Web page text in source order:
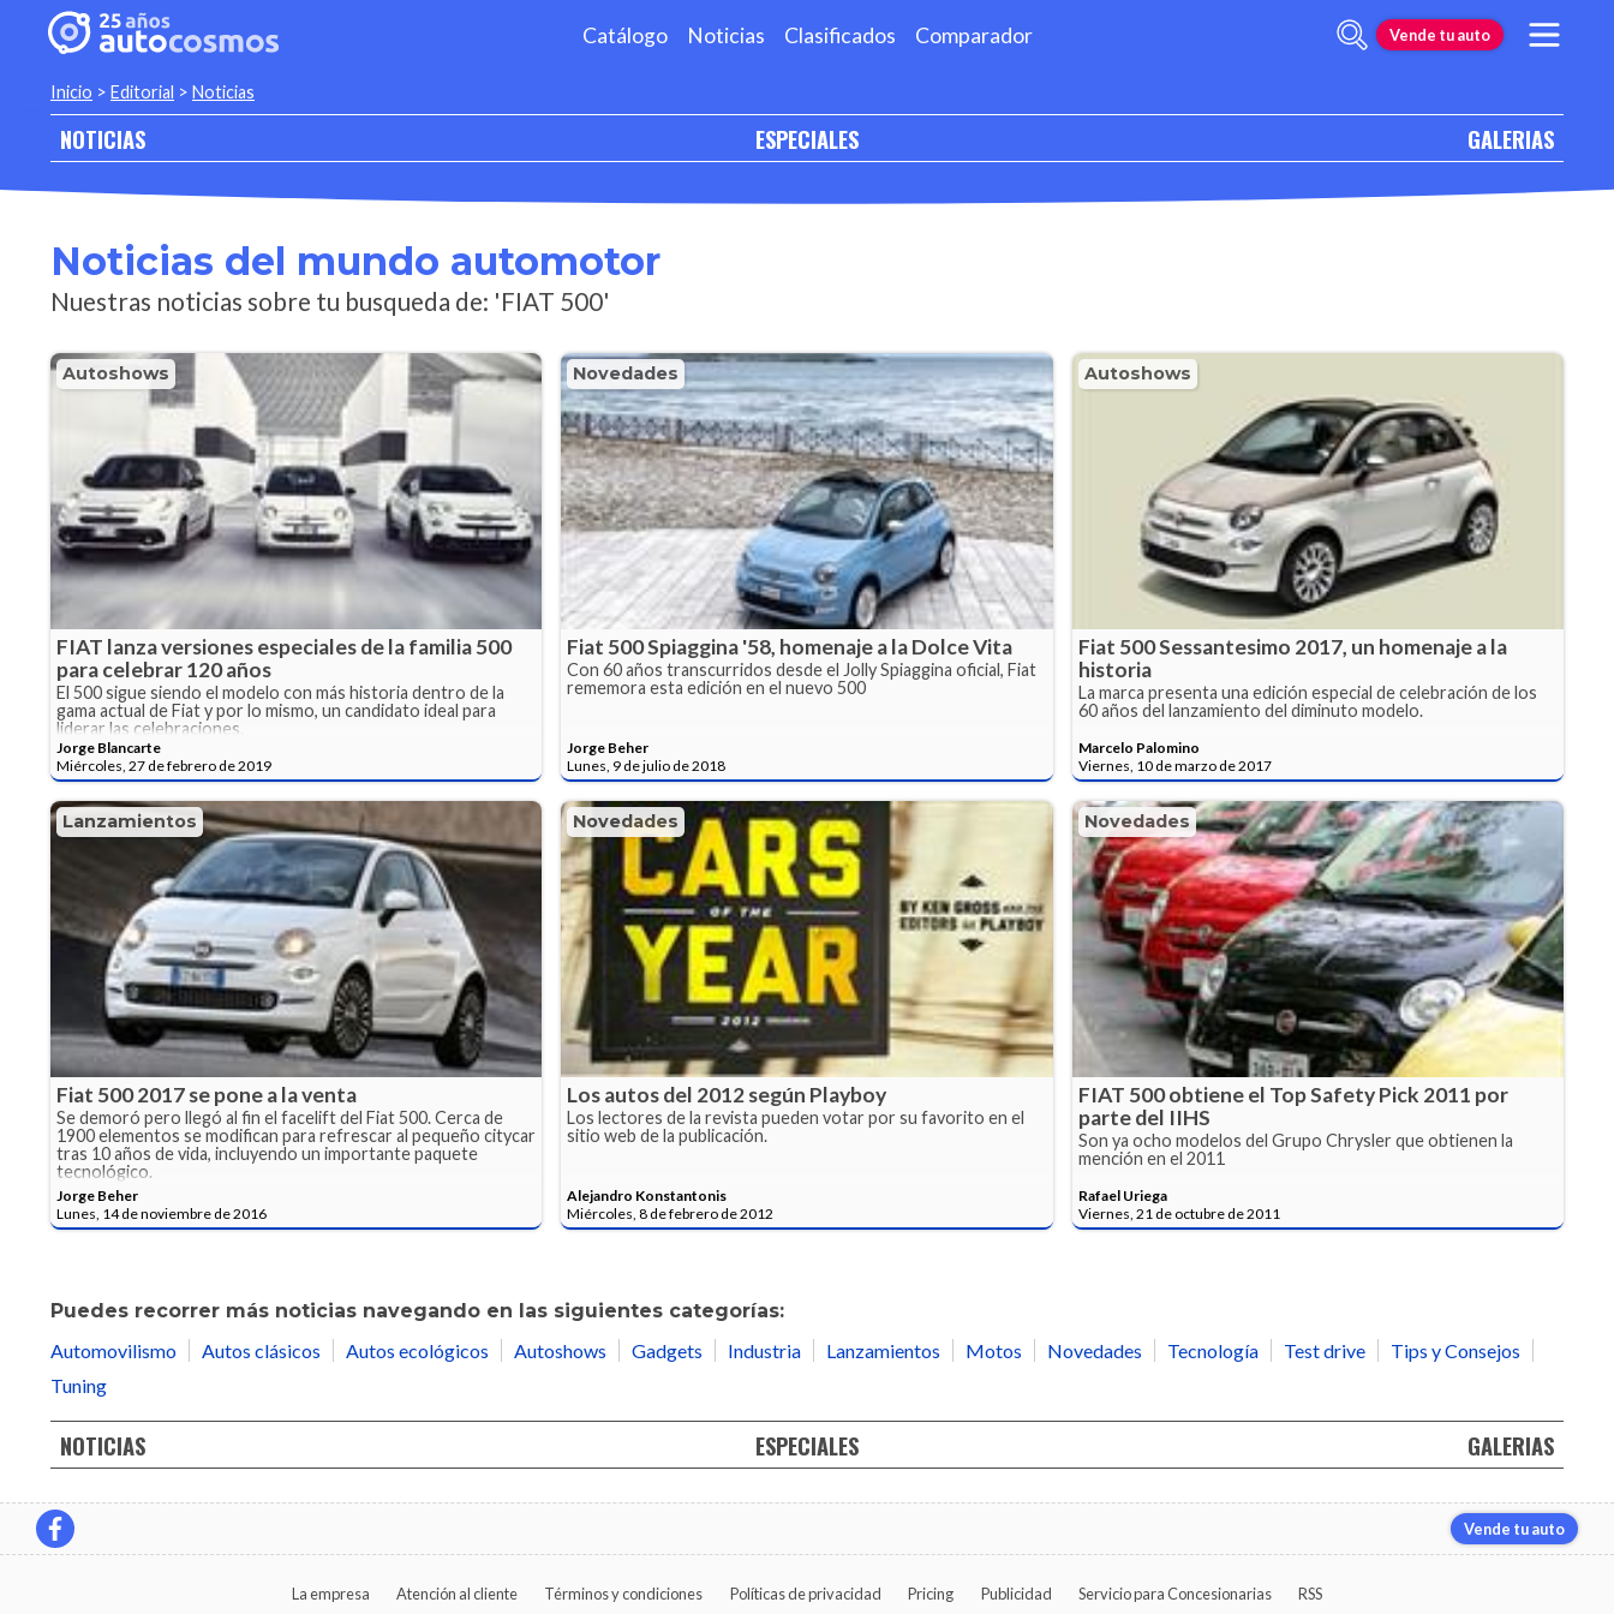
Catálogo Noticias Clasificados Comparador Vende tu auto
Inicio > Editorial > Noticias
NOTICIAS ESPECIALES GALERIAS
Noticias del mundo automotor
Nuestras noticias sobre tu busqueda de: 'FIAT 500'
Autoshows
FIAT lanza versiones especiales de la familia 500
para celebrar 120 años
El 500 sigue siendo el modelo con más historia dentro de la
gama actual de Fiat y por lo mismo, un candidato ideal para
liderar las celebraciones.
Jorge Blancarte
Miércoles, 27 de febrero de 2019
Novedades
Fiat 500 Spiaggina '58, homenaje a la Dolce Vita
Con 60 años transcurridos desde el Jolly Spiaggina oficial, Fiat
rememora esta edición en el nuevo 500
Jorge Beher
Lunes, 9 de julio de 2018
Autoshows
Fiat 500 Sessantesimo 2017, un homenaje a la
historia
La marca presenta una edición especial de celebración de los
60 años del lanzamiento del diminuto modelo.
Marcelo Palomino
Viernes, 10 de marzo de 2017
Lanzamientos
Fiat 500 2017 se pone a la venta
Se demoró pero llegó al fin el facelift del Fiat 500. Cerca de
1900 elementos se modifican para refrescar al pequeño citycar
tras 10 años de vida, incluyendo un importante paquete
tecnológico.
Jorge Beher
Lunes, 14 de noviembre de 2016
Novedades
Los autos del 2012 según Playboy
Los lectores de la revista pueden votar por su favorito en el
sitio web de la publicación.
Alejandro Konstantonis
Miércoles, 8 de febrero de 2012
Novedades
FIAT 500 obtiene el Top Safety Pick 2011 por
parte del IIHS
Son ya ocho modelos del Grupo Chrysler que obtienen la
mención en el 2011
Rafael Uriega
Viernes, 21 de octubre de 2011
Puedes recorrer más noticias navegando en las siguientes categorías:
Automovilismo
Autos clásicos Autos ecológicos Autoshows Gadgets Industria Lanzamientos Motos Novedades Tecnología Test drive
Tips y Consejos
Tuning
NOTICIAS ESPECIALES GALERIAS
Vende tu auto
La empresa Atención al cliente Términos y condiciones Políticas de privacidad Pricing Publicidad Servicio para Concesionarias RSS